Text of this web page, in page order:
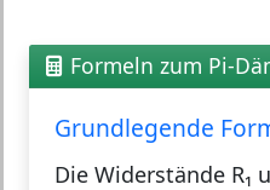
Formeln zum Pi-
Grundlegende
Die Widerstände R₁